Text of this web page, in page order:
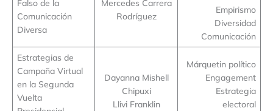
Falso de la
Comunicación
Diversa
Mercedes Carrera
Rodríguez
Empirismo
Diversidad
Comunicación
Estrategias de
Campaña Virtual
en la Segunda
Vuelta
Dayanna Mishell
Chipuxi
Llivi Franklin
Márquetin político
Engagement
Estrategia
electoral